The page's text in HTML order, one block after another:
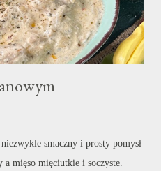
smaczny i prosty pomysł
a mięso mięciutkie i soczyste.